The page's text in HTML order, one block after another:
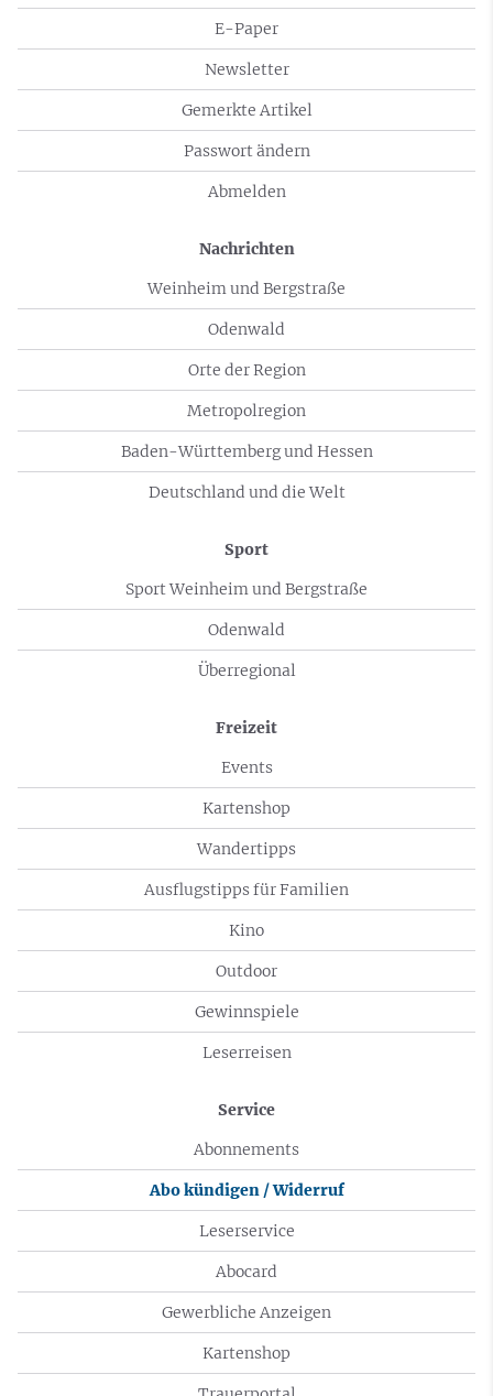
E-Paper
Newsletter
Gemerkte Artikel
Passwort ändern
Abmelden
Nachrichten
Weinheim und Bergstraße
Odenwald
Orte der Region
Metropolregion
Baden-Württemberg und Hessen
Deutschland und die Welt
Sport
Sport Weinheim und Bergstraße
Odenwald
Überregional
Freizeit
Events
Kartenshop
Wandertipps
Ausflugstipps für Familien
Kino
Outdoor
Gewinnspiele
Leserreisen
Service
Abonnements
Abo kündigen / Widerruf
Leserservice
Abocard
Gewerbliche Anzeigen
Kartenshop